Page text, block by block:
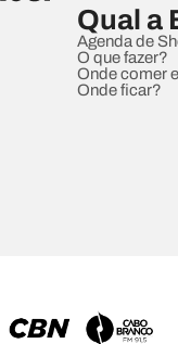
Qual a
Agenda de
O que fazer?
Onde comer
Onde ficar?